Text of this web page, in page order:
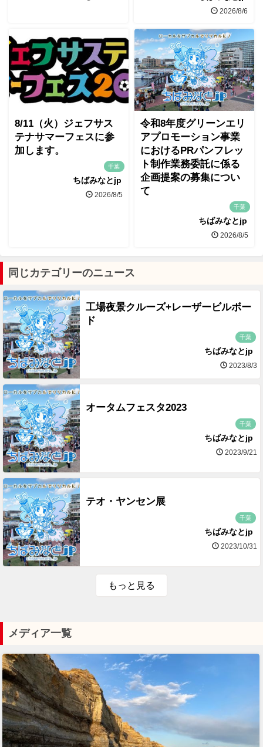
2026/8/6
8/11（火）ジェフサス
テナサマーフェスに参
加します。
千葉
ちばみなとjp
2026/8/5
令和8年度グリーンエリ
アプロモーション事業
におけるPRパンフレッ
ト制作業務委託に係る
企画提案の募集につい
て
千葉
ちばみなとjp
2026/8/5
同じカテゴリーのニュース
工場夜景クルーズ+レーザービルボー
ド
千葉
ちばみなとjp
2023/8/3
オータムフェスタ2023
千葉
ちばみなとjp
2023/9/21
テオ・ヤンセン展
千葉
ちばみなとjp
2023/10/31
もっと見る
メディア一覧